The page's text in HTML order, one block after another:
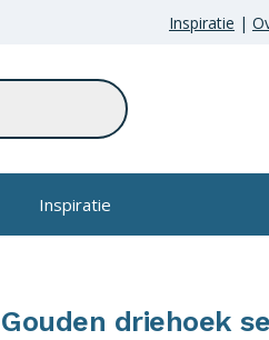
Inspiratie |
Inspiratie
Gouden driehoek